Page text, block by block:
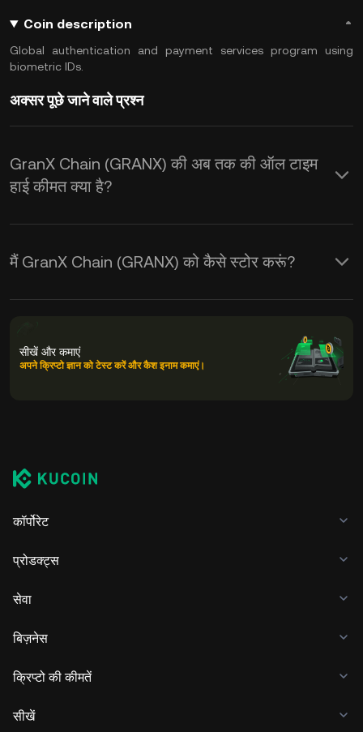
Coin description
Global authentication and payment services program using
biometric IDs.
अक्सर पूछे जाने वाले प्रश्न
GranX Chain (GRANX) की अब तक की ऑल टाइम
हाई कीमत क्या है?
मैं GranX Chain (GRANX) को कैसे स्टोर करूं?
सीखें और कमाएं
अपने क्रिप्टो ज्ञान को टेस्ट करें और कैश इनाम कमाएं।
कॉर्पोरेट
प्रोडक्ट्स
सेवा
बिज़नेस
क्रिप्टो की कीमतें
सीखें